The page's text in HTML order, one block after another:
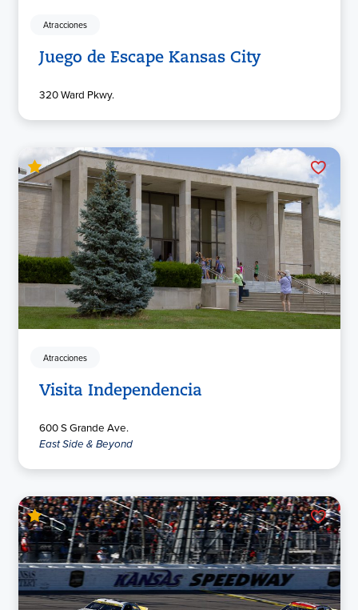
Atracciones
Juego de Escape Kansas City
320 Ward Pkwy.
Atracciones
Visita Independencia
600 S Grande Ave.
East Side & Beyond